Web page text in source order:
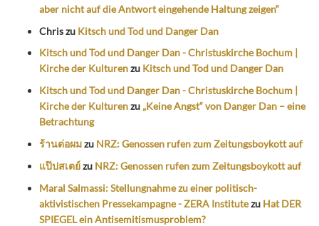
aber nicht auf die Antwort eingehende Haltung zeigen“
Chriszu Kitsch und Tod und Danger Dan
Kitsch und Tod und Danger Dan - Christuskirche Bochum |
Kirche der Kulturenzu Kitsch und Tod und Danger Dan
Kitsch und Tod und Danger Dan - Christuskirche Bochum |
Kirche der Kulturenzu „Keine Angst“ von Danger Dan – eine
Betrachtung
ร้านต่อผมzu NRZ: Genossen rufen zum Zeitungsboykott auf
แป๊ปสเตย์zu NRZ: Genossen rufen zum Zeitungsboykott auf
Maral Salmassi: Stellungnahme zu einer politisch-
aktivistischen Pressekampagne - ZERA Institutezu Hat DER
SPIEGEL ein Antisemitismusproblem?